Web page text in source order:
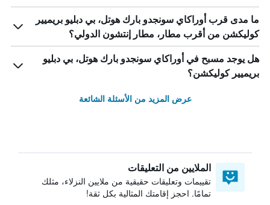
ما مدى قرب أوراكاي سونجدو بارك هوتل، بي دبليو بريميير
كوليكشن من أقرب مطار، مطار إنتشون الدولي؟
هل يوجد مسبح في أوراكاي سونجدو بارك هوتل، بي دبليو
بريميير كوليكشن؟
عرض المزيد من الأسئلة الشائعة
الملايين من التعليقات
تقييمات وتعليقات حقيقية من ملايين النزلاء، مثلك
تمامًا. احجز إقامتك المثالية بكل ثقة!